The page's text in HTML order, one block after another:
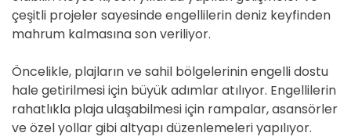
çeşitli projeler sayesinde engellilerin deniz keyfinden
mahrum kalmasına son veriliyor.
Öncelikle, plajların ve sahil bölgelerinin engelli dostu
hale getirilmesi için büyük adımlar atılıyor. Engellilerin
rahatlıkla plaja ulaşabilmesi için rampalar, asansörler
ve özel yollar gibi altyapı düzenlemeleri yapılıyor.